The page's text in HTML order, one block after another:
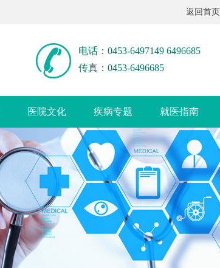
返回首页
电话：0453-6497149 6496685
传真：0453-6496685
医院文化 疾病专题 就医指南